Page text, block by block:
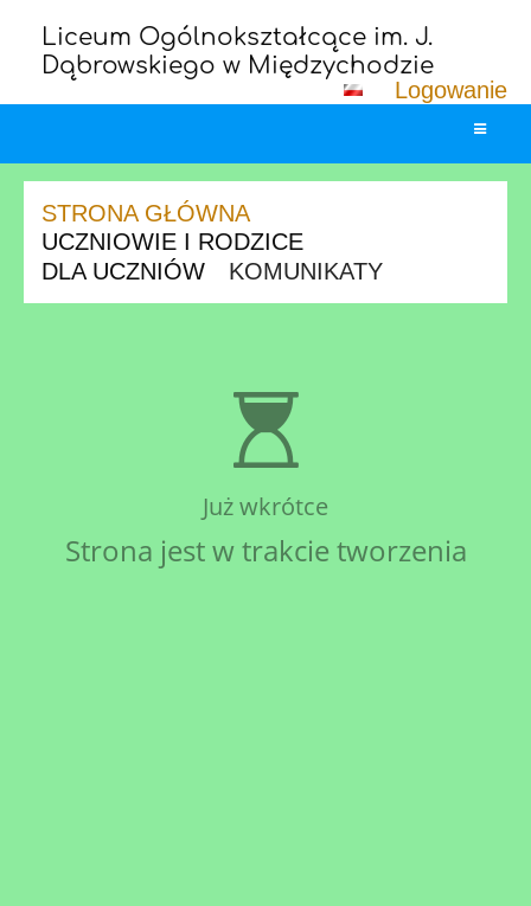
Liceum Ogólnokształcące im. J.
Dąbrowskiego w Międzychodzie
Logowanie
STRONA GŁÓWNA
UCZNIOWIE I RODZICE
DLA UCZNIÓW
KOMUNIKATY
Już wkrótce
Strona jest w trakcie tworzenia